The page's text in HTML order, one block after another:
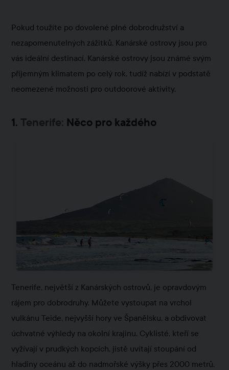
Pokud toužíte po dovolené plné dobrodružství a
nezapomenutelných zážitků, Kanárské ostrovy jsou pro
vás ideální destinací. Kanárské ostrovy jsou známé svým
příjemným klimatem po celý rok, tudíž nabízí v podstatě
neomezené možnosti pro outdoorové aktivity.
1. Tenerife: Něco pro každého
Tenerife, největší z Kanárských ostrovů, je opravdovým
rájem pro dobrodruhy. Můžete vystoupat na vrchol
vulkánu Teide, nejvyšší hory ve Španělsku, a obdivovat
úchvatné výhledy na okolní krajinu. Cyklisté, kteří se
vyžívají v prudkých kopcích, jistě uvítají stoupání od
hladiny oceánu až do nadmořské výšky přes 2000 metrů.